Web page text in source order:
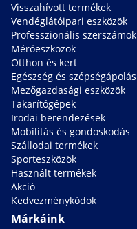
Visszahívott termékek
Vendéglátóipari eszközök
Professzionális szerszámok
Mérőeszközök
Otthon és kert
Egészség és szépségápolás
Mezőgazdasági eszközök
Takarítógépek
Irodai berendezések
Mobilitás és gondoskodás
Szállodai termékek
Sporteszközök
Használt termékek
Akció
Kedvezménykódok
Márkáink